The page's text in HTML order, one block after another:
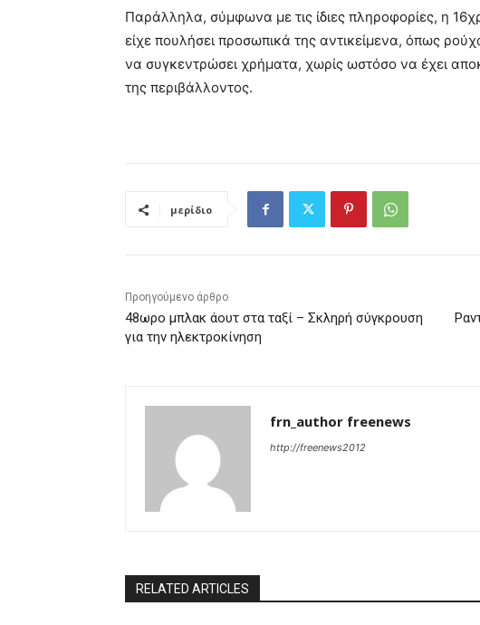
Παράλληλα, σύμφωνα με τις ίδιες πληροφορίες, η
είχε πουλήσει προσωπικά της αντικείμενα, όπως
να συγκεντρώσει χρήματα, χωρίς ωστόσο να έχει
της περιβάλλοντος.
μερίδιο
Προηγούμενο άρθρο
48ωρο μπλακ άουτ στα ταξί – Σκληρή σύγκρουση
για την ηλεκτροκίνηση
frn_author freenews
http://freenews2012
RELATED ARTICLES